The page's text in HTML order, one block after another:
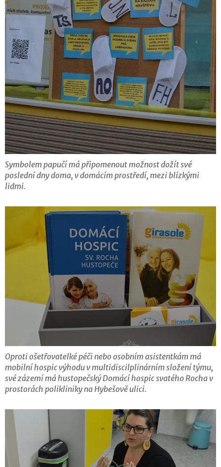
Symbolem papučí má připomenout možnost dožít své
poslední dny doma, v domácím prostředí, mezi blízkými
lidmi.
Oproti ošetřovatelké péči nebo osobním asistentkám má
mobilní hospic výhodu v multidiscilplinárním složení týmu,
své zázemí má hustopečský Domácí hospic svatého Rocha v
prostorách polikliniky na Hybešově ulici.